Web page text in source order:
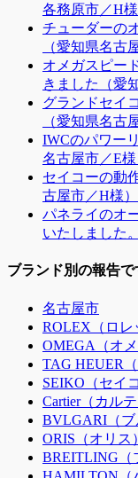
各務原市／H様
チューダーの
（愛知県名古
オメガスピー
きました（愛
グランドセイ
（愛知県名古
IWCのパワー
名古屋市／E様
セイコーの動
古屋市／H様）
パネライのオ
いたしました
ブランド別の報告で
名古屋市
ROLEX（ロレ
OMEGA（オ
TAG HEUER
SEIKO（セイ
Cartier（カル
BVLGARI（ブ
ORIS（オリス
BREITLING（